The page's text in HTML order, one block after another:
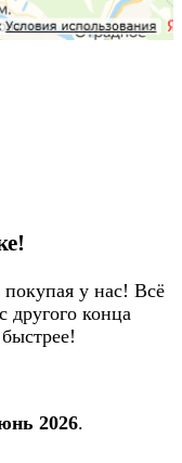
покупая у нас! Всё
другого конца
2026.